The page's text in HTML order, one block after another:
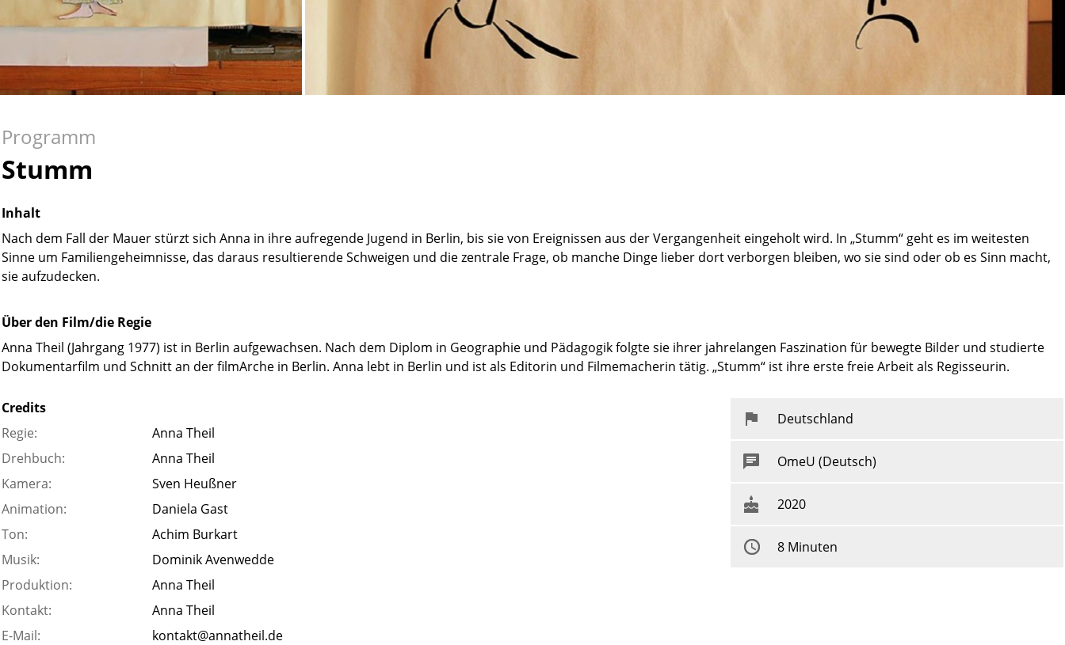
Programm
Stumm
Inhalt
Nach dem Fall der Mauer stürzt sich Anna in ihre aufregende Jugend in Berlin, bis sie von Ereignissen aus der Vergangenheit eingeholt wird. In „Stumm“ geht es im weitesten
Sinne um Familiengeheimnisse, das daraus resultierende Schweigen und die zentrale Frage, ob manche Dinge lieber dort verborgen bleiben, wo sie sind oder ob es Sinn macht,
sie aufzudecken.
Über den Film/die Regie
Anna Theil (Jahrgang 1977) ist in Berlin aufgewachsen. Nach dem Diplom in Geographie und Pädagogik folgte sie ihrer jahrelangen Faszination für bewegte Bilder und studierte
Dokumentarfilm und Schnitt an der filmArche in Berlin. Anna lebt in Berlin und ist als Editorin und Filmemacherin tätig. „Stumm“ ist ihre erste freie Arbeit als Regisseurin.
Credits
Regie:
Anna Theil
Drehbuch:
Anna Theil
Kamera:
Sven Heußner
Animation:
Daniela Gast
Ton:
Achim Burkart
Musik:
Dominik Avenwedde
Produktion:
Anna Theil
Kontakt:
Anna Theil
E-Mail:
kontakt@annatheil.de
Deutschland
OmeU (Deutsch)
2020
8 Minuten